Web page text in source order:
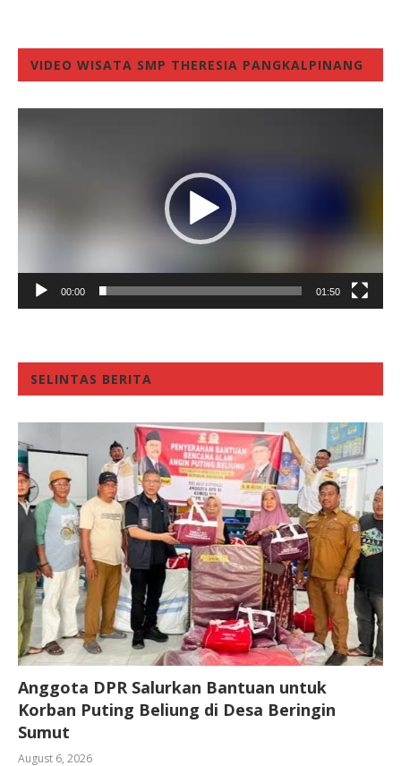
VIDEO WISATA SMP THERESIA PANGKALPINANG
00:00 01:50
SELINTAS BERITA
Anggota DPR Salurkan Bantuan untuk
Korban Puting Beliung di Desa Beringin
Sumut
August 6, 2026